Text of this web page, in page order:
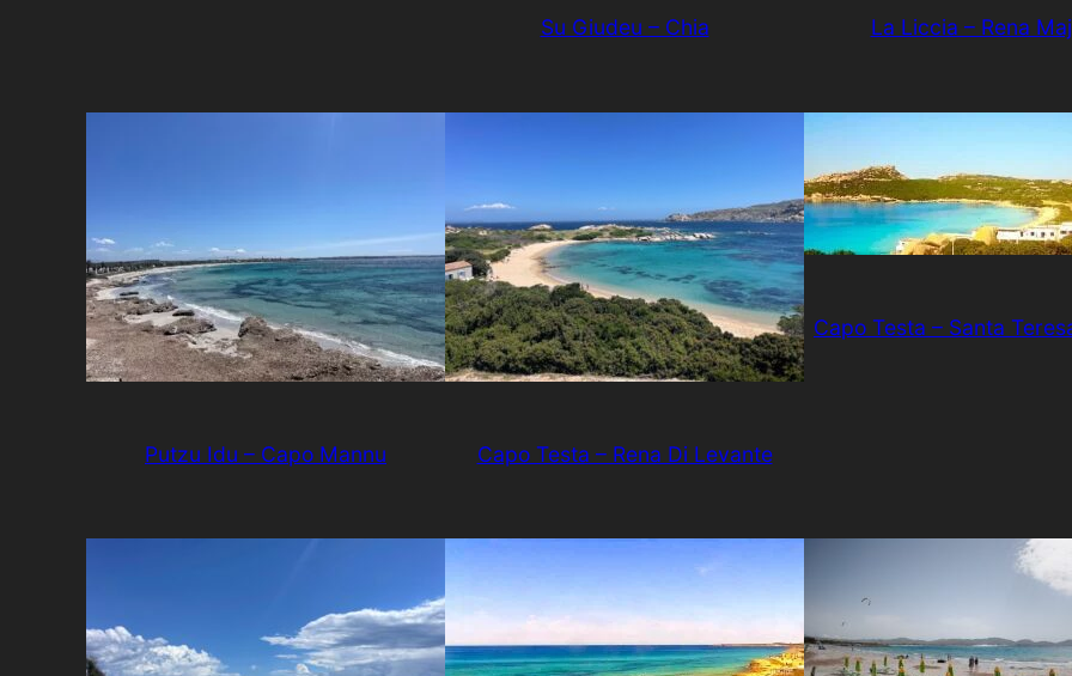
Su Giudeu – Chia La Liccia – Rena
Putzu Idu – Capo Mannu Capo Testa – Rena Di Levante
Capo Testa – Santa